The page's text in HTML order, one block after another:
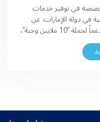
في توفير خدمات
في دولة الإمارات، عن
تبرعها بمبلغ 1,200,000 درهم إماراتي، دعماً لحملة “10 ملايين وجبة”،
ويسهم التبرع في توفير
في مختلف أنحاء
تماشياً مع […]